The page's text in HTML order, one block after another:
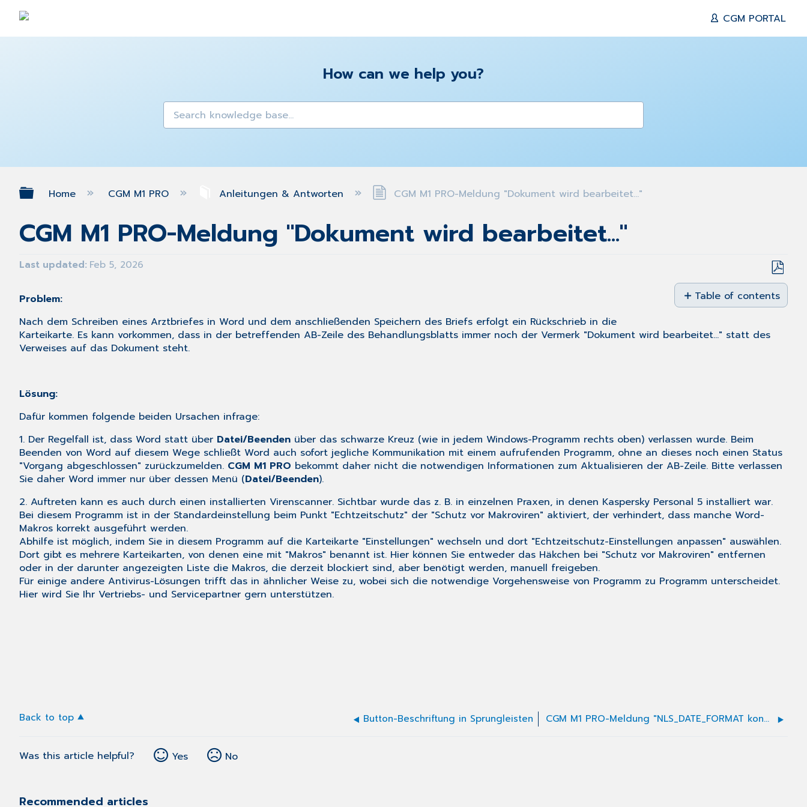
CGM PORTAL
How can we help you?
Expand/collapse global hierarchy
Home CGM M1 PRO Anleitungen & Antworten CGM M1 PRO-Meldung "Dokument wird bearbeitet..."
CGM M1 PRO-Meldung "Dokument wird bearbeitet..."
Last updated Feb 5, 2026
Save
as
PDF
Table of contents
No
Problem:
Nach dem Schreiben eines Arztbriefes in Word und dem anschließenden Speichern des Briefs erfolgt ein Rückschrieb in die
Karteikarte. Es kann vorkommen, dass in der betreffenden AB-Zeile des Behandlungsblatts immer noch der Vermerk "Dokument wird bearbeitet..." statt des
Verweises auf das Dokument steht.
Lösung:
Dafür kommen folgende beiden Ursachen infrage:
1. Der Regelfall ist, dass Word statt über Datei/Beenden über das schwarze Kreuz (wie in jedem Windows-Programm rechts oben) verlassen wurde. Beim
Beenden von Word auf diesem Wege schließt Word auch sofort jegliche Kommunikation mit einem aufrufenden Programm, ohne an dieses noch einen Status
"Vorgang abgeschlossen" zurückzumelden. CGM M1 PRO bekommt daher nicht die notwendigen Informationen zum Aktualisieren der AB-Zeile. Bitte verlassen
Sie daher Word immer nur über dessen Menü (Datei/Beenden).
2. Auftreten kann es auch durch einen installierten Virenscanner. Sichtbar wurde das z. B. in einzelnen Praxen, in denen Kaspersky Personal 5 installiert war.
Bei diesem Programm ist in der Standardeinstellung beim Punkt "Echtzeitschutz" der "Schutz vor Makroviren" aktiviert, der verhindert, dass manche Word-
Makros korrekt ausgeführt werden.
Abhilfe ist möglich, indem Sie in diesem Programm auf die Karteikarte "Einstellungen" wechseln und dort "Echtzeitschutz-Einstellungen anpassen" auswählen.
Dort gibt es mehrere Karteikarten, von denen eine mit "Makros" benannt ist. Hier können Sie entweder das Häkchen bei "Schutz vor Makroviren" entfernen
oder in der darunter angezeigten Liste die Makros, die derzeit blockiert sind, aber benötigt werden, manuell freigeben.
Für einige andere Antivirus-Lösungen trifft das in ähnlicher Weise zu, wobei sich die notwendige Vorgehensweise von Programm zu Programm unterscheidet.
Hier wird Sie Ihr Vertriebs- und Servicepartner gern unterstützen.
Back to top Button-Beschriftung in Sprungleisten CGM M1 PRO-Meldung "NLS_DATE_FORMAT konnte nicht gesetzt werden
Was this article helpful? Yes No
Recommended articles